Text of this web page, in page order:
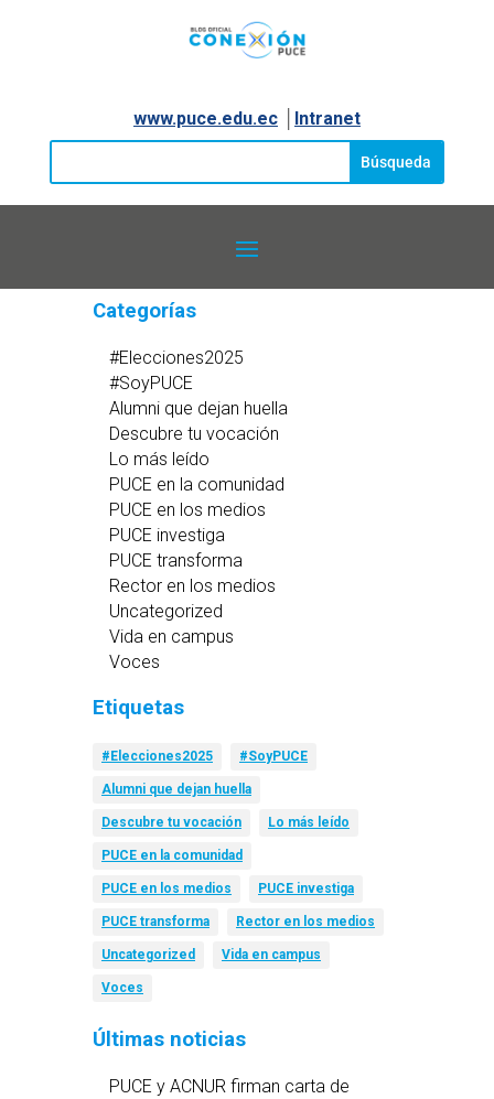
www.puce.edu.ec│ Intranet
Categorías
#Elecciones2025
#SoyPUCE
Alumni que dejan huella
Descubre tu vocación
Lo más leído
PUCE en la comunidad
PUCE en los medios
PUCE investiga
PUCE transforma
Rector en los medios
Uncategorized
Vida en campus
Voces
Etiquetas
#Elecciones2025 #SoyPUCE
Alumni que dejan huella
Descubre tu vocación Lo más leído
PUCE en la comunidad
PUCE en los medios PUCE investiga
PUCE transforma Rector en los medios
Uncategorized Vida en campus
Voces
Últimas noticias
PUCE y ACNUR firman carta de